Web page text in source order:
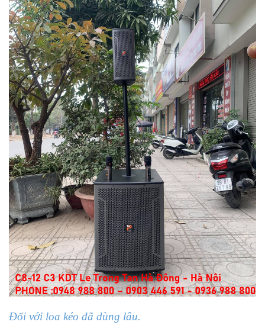
Đối với loa kéo đã dùng lâu.